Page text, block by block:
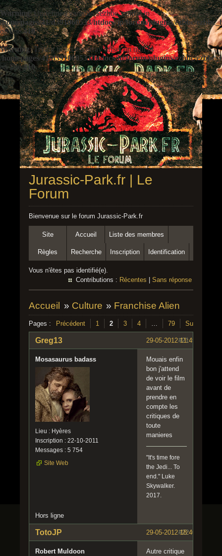
Warning: Undefined variable $ezbbc_config in
/homepages/41/d391060533/htdocs/jp/forum/plugins/ezbbc/
on line410
Warning: Trying to access array offset on null in
/homepages/41/d391060533/htdocs/jp/forum/plugins/ezbbc/
on line410
Jurassic-Park.fr | Le
Forum
Bienvenue sur le forum Jurassic-Park.fr
Site Accueil Liste des membres
Règles Recherche Inscription Identification
Vous n'êtes pas identifié(e).
Contributions : Récentes Sans réponse
Accueil » Culture » Franchise Alien
Pages : Précédent 1 2 3 4 … 79 Suivant
#21
29-05-2012 11:49:51
Greg13
Mosasaurus badass
Lieu : Hyères
Inscription : 22-10-2011
Messages : 5 754
Site Web
Mouais enfin
bon j'attend
de voir le film
avant de
prendre en
compte les
critiques de
toute
manieres
"It's time fore
the Jedi... To
end." Luke
Skywalker.
2017.
Hors ligne
#22
29-05-2012 18:40:54
TotoJP
Robert Muldoon
Autre critique